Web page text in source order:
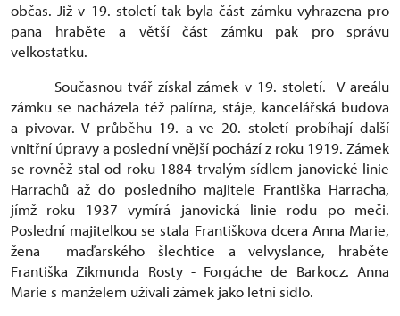
občas. Již v 19. století tak byla část zámku vyhrazena pro
pana hraběte a větší část zámku pak pro správu
velkostatku.
Současnou tvář získal zámek v 19. století. V areálu
zámku se nacházela též palírna, stáje, kancelářská budova
a pivovar. V průběhu 19. a ve 20. století probíhají další
vnitřní úpravy a poslední vnější pochází z roku 1919. Zámek
se rovněž stal od roku 1884 trvalým sídlem janovické linie
Harrachů až do posledního majitele Františka Harracha,
jímž roku 1937 vymírá janovická linie rodu po meči.
Poslední majitelkou se stala Františkova dcera Anna Marie,
žena maďarského šlechtice a velvyslance, hraběte
Františka Zikmunda Rosty - Forgáche de Barkocz. Anna
Marie s manželem užívali zámek jako letní sídlo.